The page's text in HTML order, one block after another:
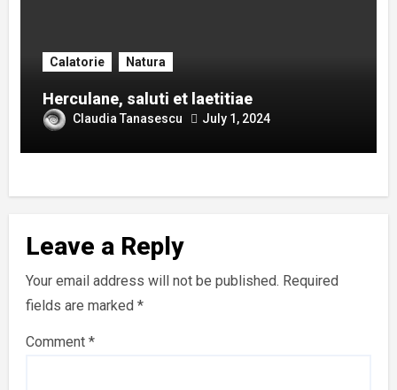
Calatorie Natura
Herculane, saluti et laetitiae
Claudia Tanasescu July 1, 2024
Leave a Reply
Your email address will not be published. Required
fields are marked*
Comment*